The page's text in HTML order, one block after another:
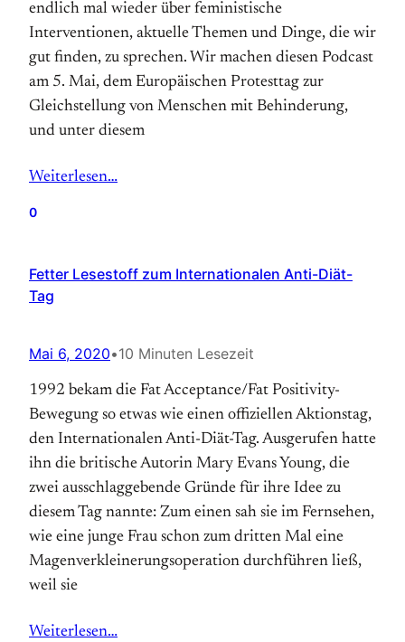
endlich mal wieder über feministische
Interventionen, aktuelle Themen und Dinge, die wir
gut finden, zu sprechen. Wir machen diesen Podcast
am 5. Mai, dem Europäischen Protesttag zur
Gleichstellung von Menschen mit Behinderung,
und unter diesem
Weiterlesen…
0
Fetter Lesestoff zum Internationalen Anti-Diät-
Tag
Mai 6, 2020•10 Minuten Lesezeit
1992 bekam die Fat Acceptance/Fat Positivity-
Bewegung so etwas wie einen offiziellen Aktions­tag,
den Internationalen Anti-Diät-Tag. Aus­gerufen hatte
ihn die britische Autorin Mary Evans Young, die
zwei ausschlaggebende Gründe für ihre Idee zu
diesem Tag nannte: Zum einen sah sie im Fernsehen,
wie eine junge Frau schon zum dritten Mal eine
Magen­verkleinerungs­operation durchführen ließ,
weil sie
Weiterlesen…